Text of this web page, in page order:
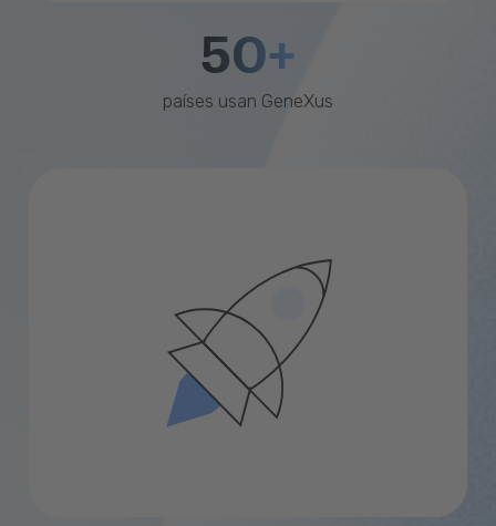
50+
países usan GeneXus